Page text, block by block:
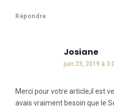
Répondre
Josianedit :
juin 23, 2019 à
Merci pour votre article,il est
avais vraiment besoin que le